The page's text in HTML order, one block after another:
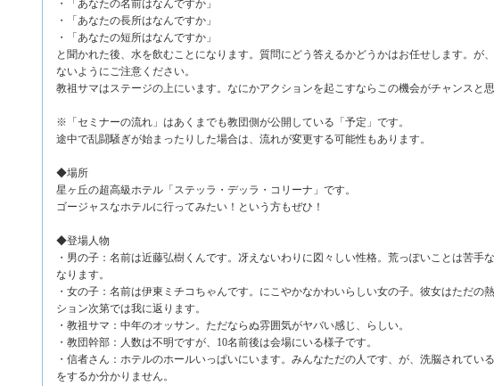
・「あなたの名前はなんですか」
・「あなたの長所はなんですか」
・「あなたの短所はなんですか」
と聞かれた後、水を飲むことになります。質問にどう答えるかどうかはお任せします。が
ないようにご注意ください。
教祖サマはステージの上にいます。なにかアクションを起こすならこの機会がチャンスと思
※「セミナーの流れ」はあくまでも教団側が公開している「予定」です。
途中で乱闘騒ぎが始まったりした場合は、流れが変更する可能性もあります。
◆場所
星ヶ丘の超高級ホテル「ステッラ・デッラ・コリーナ」です。
ゴージャスなホテルに行ってみたい！という方もぜひ！
◆登場人物
・男の子：名前は近藤弘樹くんです。冴えないわりに図々しい性格。荒っぽいことは苦手
なります。
・女の子：名前は伊東ミチコちゃんです。にこやかなかわいらしい女の子。彼女はただの
ション次第では我に返ります。
・教祖サマ：中年のオッサン。ただならぬ雰囲気がヤバい感じ、らしい。
・教団幹部：人数は不明ですが、10名前後は会場にいる様子です。
・信者さん：ホテルのホールいっぱいにいます。みんなただの人です、が、洗脳されてい
をするか分かりません。